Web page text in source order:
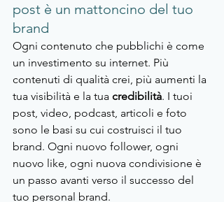
post è un mattoncino del tuo
brand
Ogni contenuto che pubblichi è come
un investimento su internet. Più
contenuti di qualità crei, più aumenti la
tua visibilità e la tua credibilità. I tuoi
post, video, podcast, articoli e foto
sono le basi su cui costruisci il tuo
brand. Ogni nuovo follower, ogni
nuovo like, ogni nuova condivisione è
un passo avanti verso il successo del
tuo personal brand.